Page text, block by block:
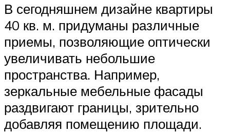
В сегодняшнем дизайне квартиры
40 кв. м. придуманы различные
приемы, позволяющие оптически
увеличивать небольшие
пространства. Например,
зеркальные мебельные фасады
раздвигают границы, зрительно
добавляя помещению площади.